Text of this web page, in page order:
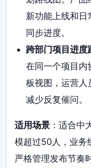
新功能上线和日
同步进度。
跨部门项目进度
在同一个项目内
板视图，运营人
减少反复催问。
适用场景 ：适合中
模超过50人，业务
严格管理发布节奏